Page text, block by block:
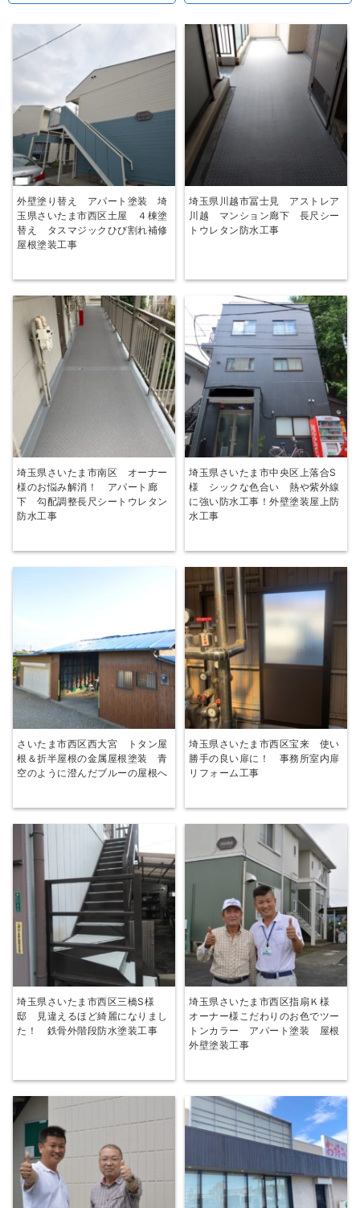
外壁塗り替え アパート塗装 埼
玉県さいたま市西区土屋 ４棟塗
替え タスマジックひび割れ補修
屋根塗装工事
埼玉県川越市冨士見 アストレア
川越 マンション廊下 長尺シー
トウレタン防水工事
埼玉県さいたま市南区 オーナー
様のお悩み解消！ アパート廊
下 勾配調整長尺シートウレタン
防水工事
埼玉県さいたま市中央区上落合S
様 シックな色合い 熱や紫外線
に強い防水工事！外壁塗装屋上防
水工事
さいたま市西区西大宮 トタン屋
根＆折半屋根の金属屋根塗装 青
空のように澄んだブルーの屋根へ
埼玉県さいたま市西区宝来 使い
勝手の良い扉に！ 事務所室内扉
リフォーム工事
埼玉県さいたま市西区三橋S様
邸 見違えるほど綺麗になりまし
た！ 鉄骨外階段防水塗装工事
埼玉県さいたま市西区指扇Ｋ様
オーナー様こだわりのお色でツー
トンカラー アパート塗装 屋根
外壁塗装工事